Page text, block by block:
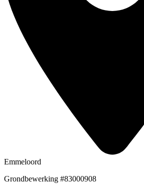
Emmeloord
Grondbewerking #83000908